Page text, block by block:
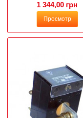
1 344,00 грн
Просмотр